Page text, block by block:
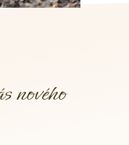
nového